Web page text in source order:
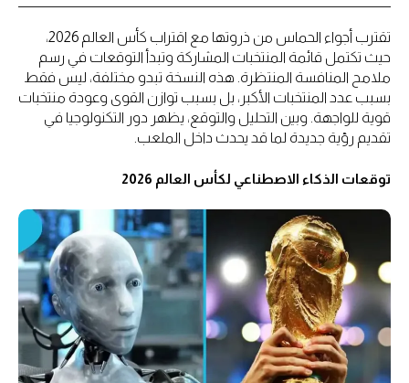
تقترب أجواء الحماس من ذروتها مع اقتراب كأس العالم 2026،
حيث تكتمل قائمة المنتخبات المشاركة وتبدأ التوقعات في رسم
ملامح المنافسة المنتظرة. هذه النسخة تبدو مختلفة، ليس فقط
بسبب عدد المنتخبات الأكبر، بل بسبب توازن القوى وعودة منتخبات
قوية للواجهة. وبين التحليل والتوقع، يظهر دور التكنولوجيا في
تقديم رؤية جديدة لما قد يحدث داخل الملعب.
توقعات الذكاء الاصطناعي لكأس العالم 2026